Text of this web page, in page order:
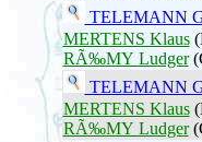
TELEMANN
MERTENS Klaus
RÃ‰MY Ludger
TELEMANN
MERTENS Klaus
RÃ‰MY Ludger